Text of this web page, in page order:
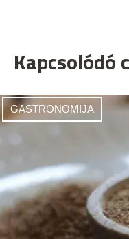
Kapcsolódó
GASTRONOMIJA